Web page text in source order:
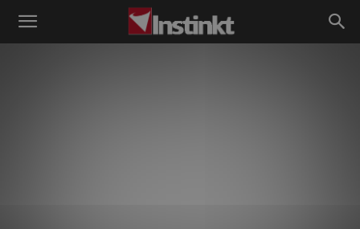
Instinkt